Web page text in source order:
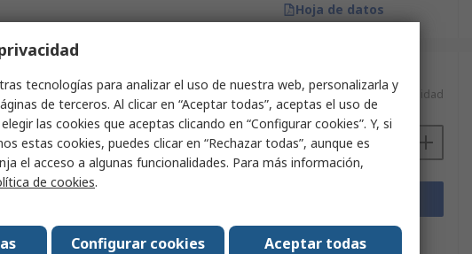
Hoja de datos
Disponible
Visaton Amplificador 2 AMP
2.2, Audio 50 °C
Código RS 719-1976
Nº ref. fabric.AMP 2.2
82,77 €(exc. IVA) 82,77 €/unidad
Cantidad
Hoja de datos
tecnologías para analizar el uso de nuestra web, personalizarla y
de terceros. Al clicar en “Aceptar todas”, aceptas el uso de
las cookies que aceptas clicando en “Configurar cookies”. Y, si
estas cookies, puedes clicar en “Rechazar todas”, aunque es
el acceso a algunas funcionalidades. Para más información,
de cookies.
Aceptar todas
Configurar cookies